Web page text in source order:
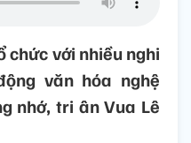
chức với nhiều nghi
văn hóa nghệ
nhớ, tri ân Vua Lê